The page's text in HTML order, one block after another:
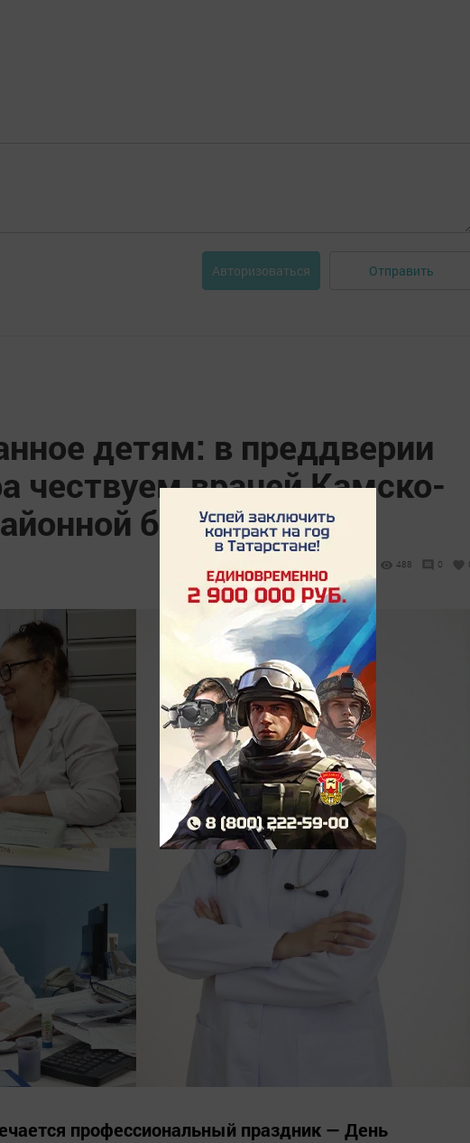
Авторизоваться Отправить
детям: в преддверии
чествуем врачей Камско-
больницы
488 0
профессиональный праздник — День